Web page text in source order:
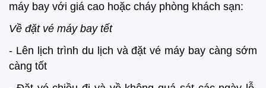
máy bay với giá cao hoặc cháy phòng khách sạn:
Về đặt vé máy bay tết
- Lên lịch trình du lịch và đặt vé máy bay càng sớm
càng tốt